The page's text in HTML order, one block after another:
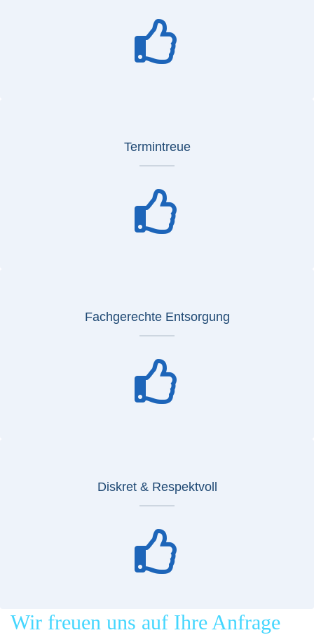
Termintreue
Fachgerechte Entsorgung
Diskret & Respektvoll
Wir freuen uns auf Ihre Anfrage